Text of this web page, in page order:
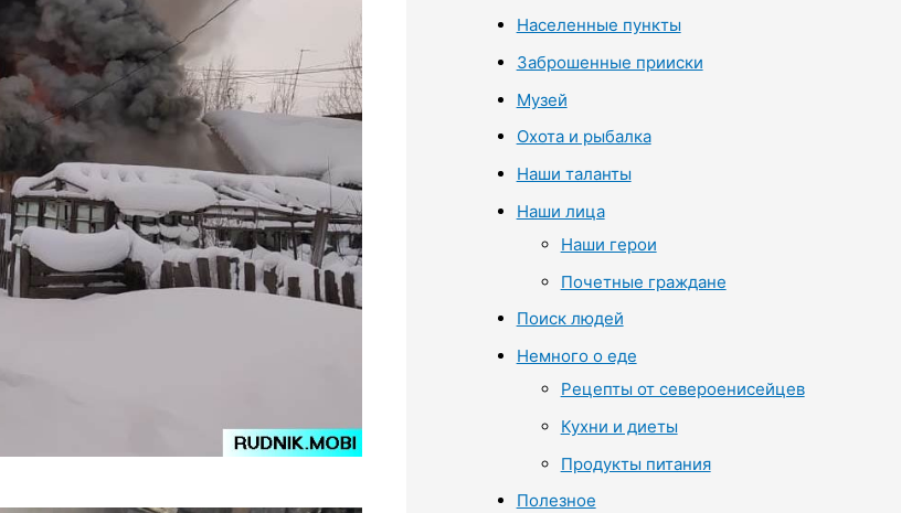
Населенные пункты
Заброшенные прииски
Музей
Охота и рыбалка
Наши таланты
Наши лица
Наши герои
Почетные граждане
Поиск людей
Немного о еде
Рецепты от североенисейцев
Кухни и диеты
Продукты питания
Полезное